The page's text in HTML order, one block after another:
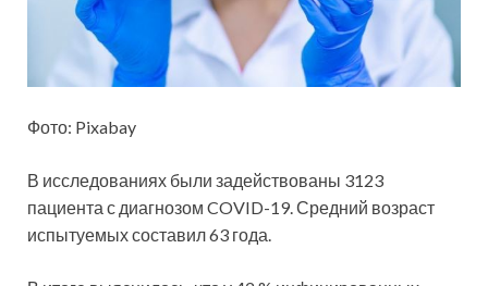
Фото: Pixabay
В исследованиях были задействованы 3123
пациента с диагнозом COVID-19. Средний возраст
испытуемых составил 63 года.